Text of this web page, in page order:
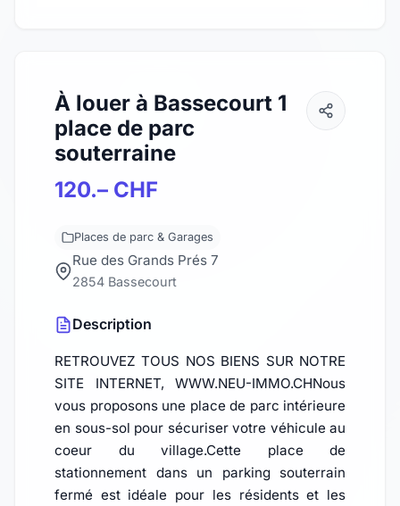
À louer à Bassecourt 1
place de parc
souterraine
120.– CHF
Places de parc & Garages
Rue des Grands Prés 7
2854 Bassecourt
Description
RETROUVEZ TOUS NOS BIENS SUR NOTRE
SITE INTERNET, WWW.NEU-IMMO.CHNous
vous proposons une place de parc intérieure
en sous-sol pour sécuriser votre véhicule au
coeur du village.Cette place de
stationnement dans un parking souterrain
fermé est idéale pour les résidents et les